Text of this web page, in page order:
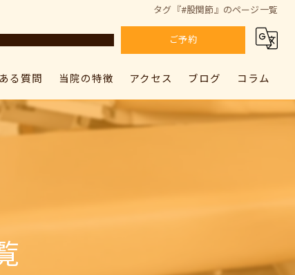
タグ『#股関節』のページ一覧
ご予約
る質問 当院の特徴
肩こり
アクセス
カラダドクター整体院 上尾院
ブログ コラム